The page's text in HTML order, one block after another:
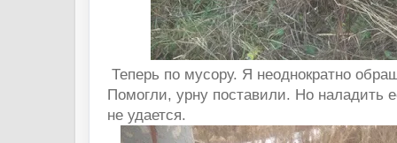
Теперь по мусору. Я неоднократно
Помогли, урну поставили. Но наладить
не удается.